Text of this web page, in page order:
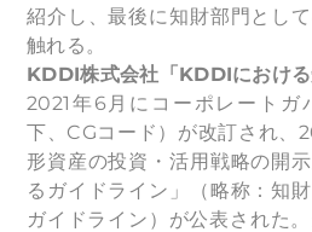
紹介し、最後に知財部門とし
触れる。
KDDI株式会社「KDDIにおける
2021年6月にコーポレートガ
下、CGコード）が改訂され、
形資産の投資・活用戦略の開
るガイドライン」（略称：知
ガイドライン）が公表された